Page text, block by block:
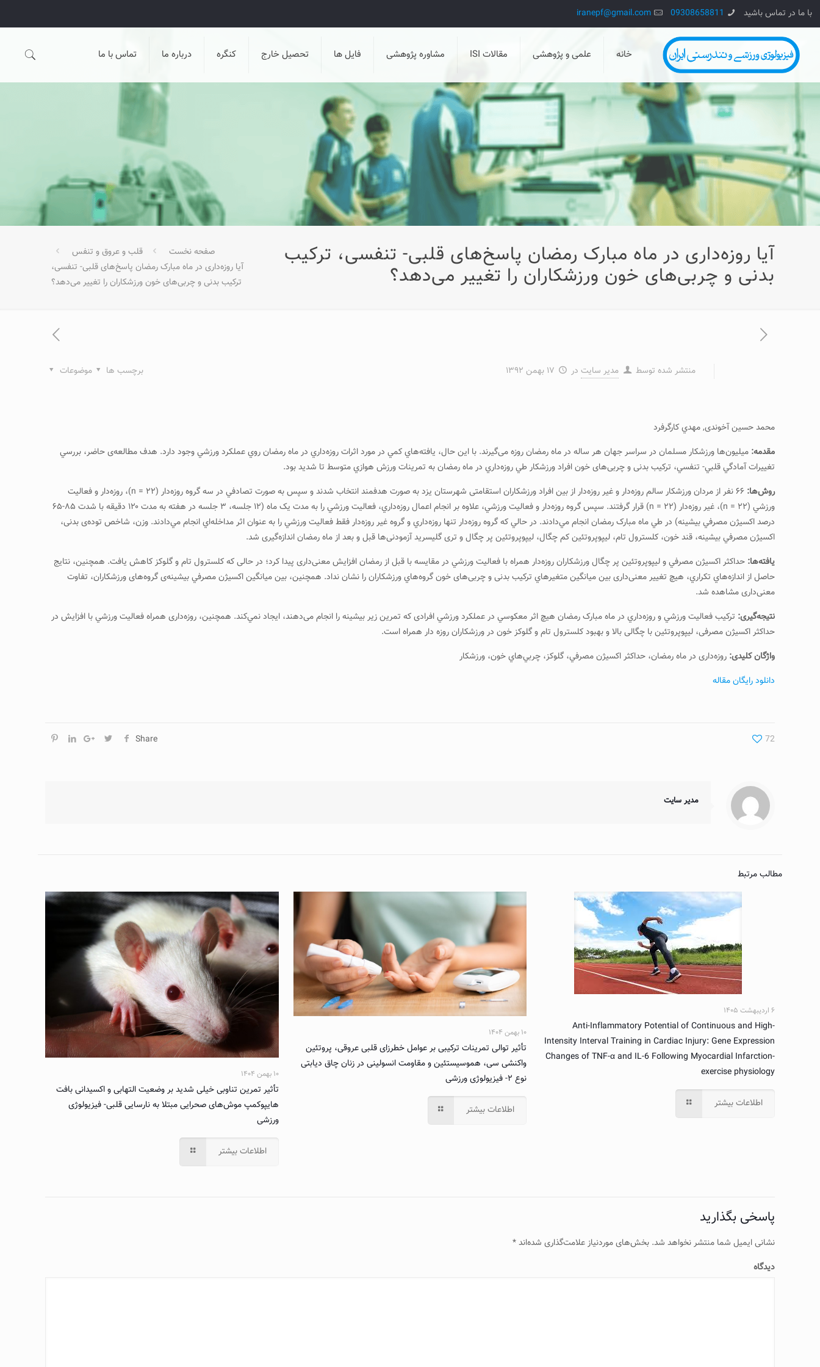
با ما در تماس باشید 09308658811
iranepf@gmail.com
خانه علمی و پژوهشی مقالات ISI مشاوره پژوهشی فایل ها تحصیل خارج کنگره درباره ما تماس با ما
آيا روزه‌داری در ماه مبارک رمضان پاسخ‌های قلبی- تنفسی، ‌ترکيب
بدنی و چربی‌های خون ورزشکاران را تغيير می‌دهد؟
صفحه نخست
قلب و عروق و تنفس
آيا روزه‌داری در ماه مبارک رمضان پاسخ‌های قلبی- تنفسی،
‌ترکيب بدنی و چربی‌های خون ورزشکاران را تغيير می‌دهد؟
منتشر شده توسط مدیر سایت در ۱۷ بهمن ۱۳۹۲ موضوعات برچسب ها
محمد حسين آخوندی, مهدي کارگرفرد
مقدمه: ميليون‌ها ورزشکار مسلمان در سراسر جهان هر ساله در ماه رمضان روزه می‌گيرند. با اين حال، يافته‌هاي کمي در مورد اثرات روزه‌داري در ماه رمضان روي عملکرد ورزشي وجود دارد. هدف مطالعه‌ی حاضر، بررسي
تغييرات آمادگي قلبي- تنفسي، ترکيب بدنی و چربی‌های خون افراد ورزشکار طي روزه‌داري در ماه رمضان به تمرينات ورزش هوازي متوسط تا شديد بود.
روش‌ها:
۶۶ نفر از مردان ورزشکار سالم روزه‌دار و غير روزه‌دار از بين افراد ورزشکاران استقامتی شهرستان يزد به صورت هدفمند انتخاب شدند و سپس به صورت تصادفي در سه گروه روزه‌دار (۲۲ = n)، روزه‌دار و فعاليت
ورزشي (۲۲ = n)، غير روزه‌دار (۲۲ = n) قرار گرفتند. سپس گروه روزه‌دار و فعاليت ورزشي، علاوه بر انجام اعمال روزه‌داري، فعاليت ورزشي را به مدت يک ماه (۱۲ جلسه، ۳ جلسه در هفته به مدت ۱۲۰ دقيقه با شدت ۸۵-۶۵
درصد اکسيژ‌ن مصرفي بيشينه) در طي ماه مبارک رمضان انجام مي‌دادند. در حالي که گروه روزه‌دار تنها روزه‌داري و گروه غير روزه‌دار فقط فعاليت ورزشي را به عنوان اثر مداخله‌اي انجام مي‌دادند. وزن، شاخص توده‌ی بدنی،
اکسيژ‌ن مصرفي بيشينه، قند خون، کلسترول تام، ليپوپروتئين کم چگال، ليپوپروتئين پر چگال و تری گليسريد آزمودنی‌ها قبل و بعد از ماه رمضان اندازه‌گيری شد.
یافته‌ها: حداکثر اکسيژ‌ن مصرفي و ليپوپروتئين پر چگال ورزشکاران روزه‌دار همراه با فعاليت ورزشي در مقايسه با قبل از رمضان افزايش معنی‌داری پيدا کرد؛ در حالی که کلسترول تام و گلوکز کاهش يافت. همچنين، نتايج
حاصل از اندازه‌هاي تکراري، هيچ تغيير معنی‌داری بين ميانگين متغيرهاي ترکيب بدنی و چربی‌های خون گروه‌هاي ورزشکاران را نشان نداد. همچنين، بين ميانگين اکسيژ‌ن مصرفي بيشينه‌ی گروه‌های ورزشکاران، تفاوت
معنی‌داری مشاهده شد.
نتیجه‌گیری: ترکيب فعاليت ورزشي و روزه‌داري در ماه مبارک رمضان هيچ اثر معکوسي در عملکرد ورزشي افرادی که تمرين زير بيشينه را انجام می‌دهند، ايجاد نمي‌کند. همچنين، روزه‌داری همراه فعاليت ورزشي با افزايش در
حداکثر اکسيژن مصرفی، ليپوپروتئين با چگالی بالا و بهبود کلسترول تام و گلوکز خون در ورزشکاران روزه دار همراه است.
واژگان کلیدی: روزه‌داری در ماه رمضان، حداکثر اکسيژن مصرفي، گلوکز، چربي‌هاي خون، ورزشکار
دانلود رایگان مقاله
Share 72
مدیر سایت
مطالب مرتبط
۶ اردیبهشت ۱۴۰۵
Anti-Inflammatory Potential of Continuous and High-
Intensity Interval Training in Cardiac Injury: Gene Expression
Changes of TNF-α and IL-6 Following Myocardial Infarction-
exercise physiology
اطلاعات بیشتر
۱۰ بهمن ۱۴۰۴
تأثیر توالی تمرینات ترکیبی بر عوامل خطرزای قلبی عروقی، پروتئین
واکنشی سی، هموسیستئین و مقاومت انسولینی در زنان چاق دیابتی
نوع ۲- فیزیولوژی ورزشی
اطلاعات بیشتر
۱۰ بهمن ۱۴۰۴
تأثیر تمرین تناوبی خیلی شدید بر وضعیت التهابی و اکسیدانی بافت
هایپوکمپ موش‌های صحرایی مبتلا به نارسایی قلبی- فیزیولوژی
ورزشی
اطلاعات بیشتر
پاسخی بگذارید
نشانی ایمیل شما منتشر نخواهد شد. بخش‌های موردنیاز علامت‌گذاری شده‌اند*
دیدگاه